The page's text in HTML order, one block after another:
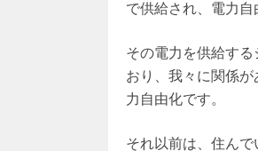
で供給され、電力自
その電力を供給する
おり、我々に関係
力自由化です。
それ以前は、住ん